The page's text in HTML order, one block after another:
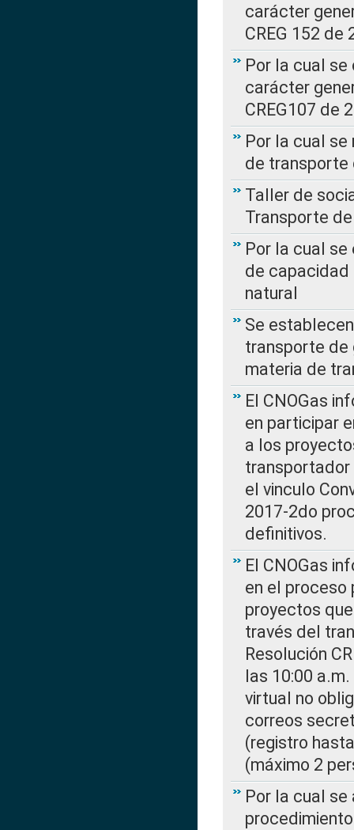
carácter
CREG 152 de
Por la cual
carácter
CREG107 de
Por la cual
de transporte
Taller de
Transporte
Por la cual
de capacidad
natural
Se
transporte de
materia de
El CNOGas
en participar
a los
transportador
el vinculo
2017-2do
definitivos.
El CNOGas
en el proceso
proyectos
través del
Resolución
las 10:00
virtual no
correos
(registro
(máximo 2
Por la cual